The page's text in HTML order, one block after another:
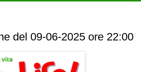
del 09-06-2025 ore 22:00